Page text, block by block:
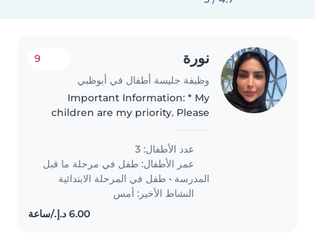
نورة
وظيفة جليسة أطفال في أبوظبي
9
Important Information: * My
children are my priority. Please
patience, and respect. *
Sometimes you may need to
accompany them to the play
area or playground..
عدد الأطفال: 3
عمر الأطفال: طفل في مرحلة ما قبل
المدرسة • طفل في المرحلة الابتدائية
النشاط الأخير: أمس